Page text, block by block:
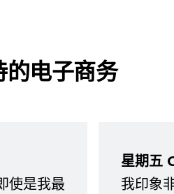
的电子商务
使是我最
星期五
我印象